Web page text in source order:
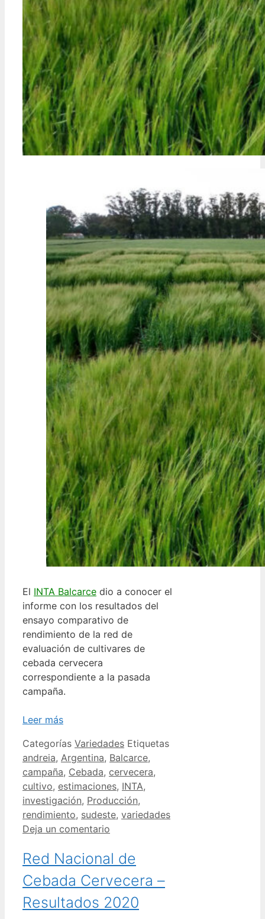
El INTA Balcarce dio a conocer el
informe con los resultados del
ensayo comparativo de
rendimiento de la red de
evaluación de cultivares de
cebada cervecera
correspondiente a la pasada
campaña.
Leer más
Categorías Variedades Etiquetas
andreia, Argentina, Balcarce,
campaña, Cebada, cervecera,
cultivo, estimaciones, INTA,
investigación, Producción,
rendimiento, sudeste, variedades
Deja un comentario
Red Nacional de
Cebada Cervecera –
Resultados 2020